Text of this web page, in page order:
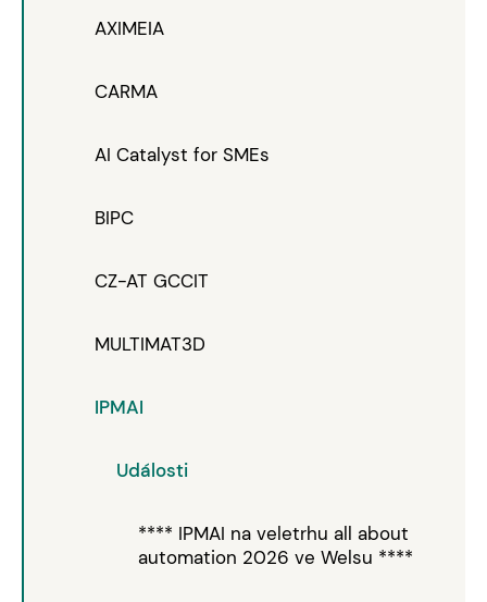
AXIMEIA
CARMA
AI Catalyst for SMEs
BIPC
CZ-AT GCCIT
MULTIMAT3D
IPMAI
Události
**** IPMAI na veletrhu all about
automation 2026 ve Welsu ****